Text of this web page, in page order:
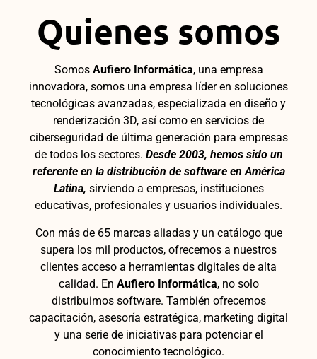
Quienes somos
Somos Aufiero Informática, una empresa
innovadora, somos una empresa líder en soluciones
tecnológicas avanzadas, especializada en diseño y
renderización 3D, así como en servicios de
ciberseguridad de última generación para empresas
de todos los sectores. Desde 2003, hemos sido un
referente en la distribución de software en América
Latina, sirviendo a empresas, instituciones
educativas, profesionales y usuarios individuales.
Con más de 65 marcas aliadas y un catálogo que
supera los mil productos, ofrecemos a nuestros
clientes acceso a herramientas digitales de alta
calidad. En Aufiero Informática, no solo
distribuimos software. También ofrecemos
capacitación, asesoría estratégica, marketing digital
y una serie de iniciativas para potenciar el
conocimiento tecnológico.